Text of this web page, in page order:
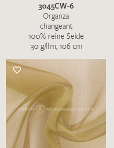
3045CW-6
Organza
changeant
100% reine Seide
30 g/lfm, 106 cm